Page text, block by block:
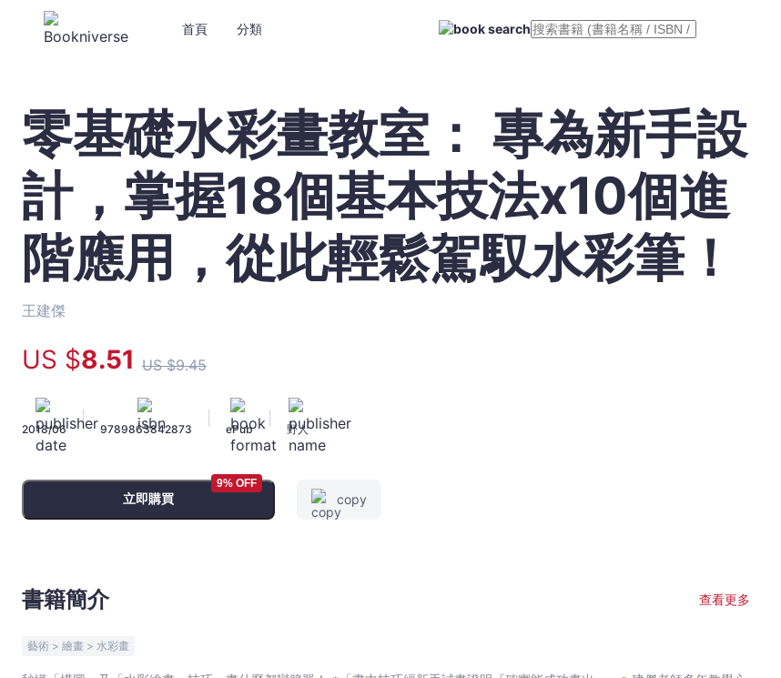
首頁 分類
零
基
水
彩
畫
教
室：
專
為
手
計，
握
個
x10
進
零基礎水彩畫教室： 專為新手設
計，掌握18個基本技法x10個進
階應用，從此輕鬆駕馭水彩筆！
王建傑
US $8.51 US $9.45
2018/06
|
9789863842873 ePub 野人
立即購買
9% OFF
copy
書籍簡介 查看更多
藝術 > 繪畫 > 水彩畫